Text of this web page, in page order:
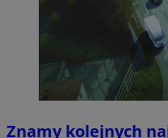
Znamy kolejnych